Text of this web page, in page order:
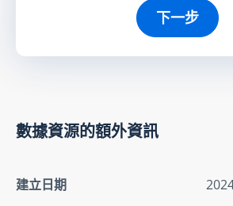
下一步
數據資源的額外資訊
建立日期